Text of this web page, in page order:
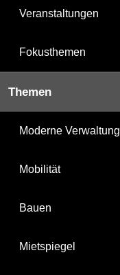
Veranstaltungen
Fokusthemen
Themen
Moderne Verwaltung
Mobilität
Bauen
Mietspiegel